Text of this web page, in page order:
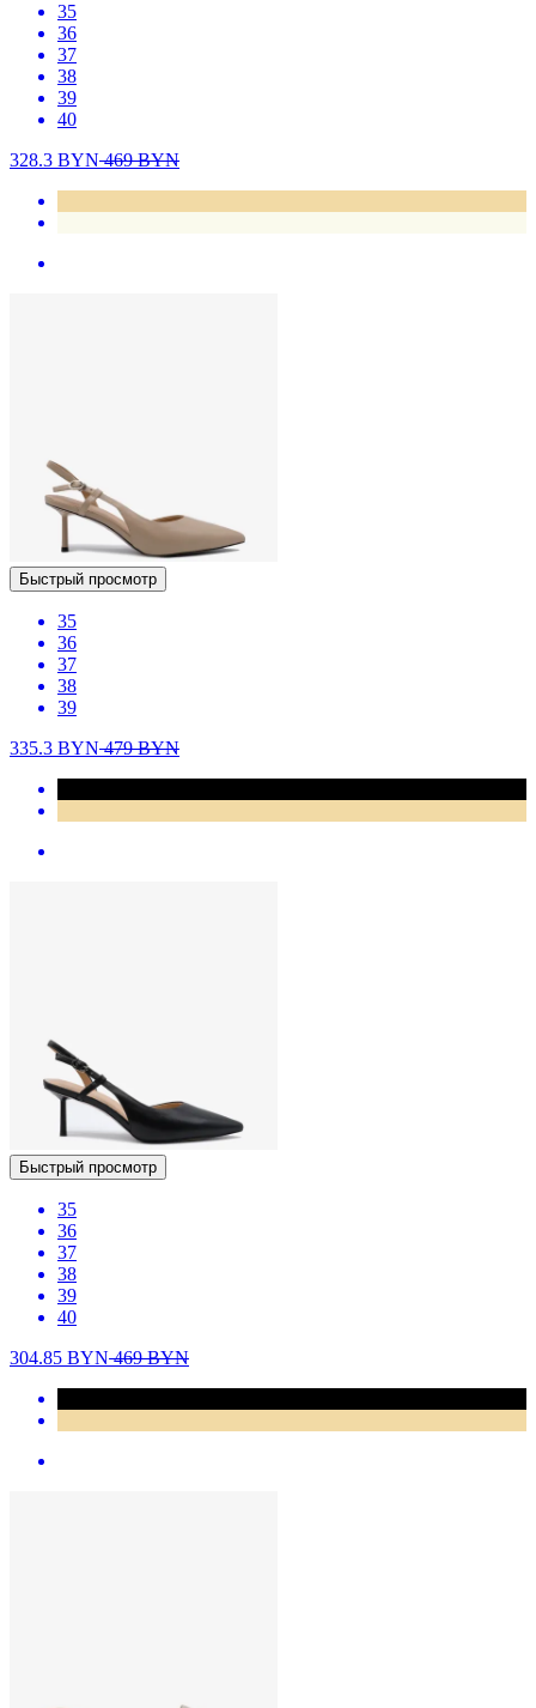
35
36
37
38
39
40
328.3 BYN469BYN
Быстрый просмотр
35
36
37
38
39
335.3 BYN479BYN
Быстрый просмотр
35
36
37
38
39
40
304.85 BYN469BYN